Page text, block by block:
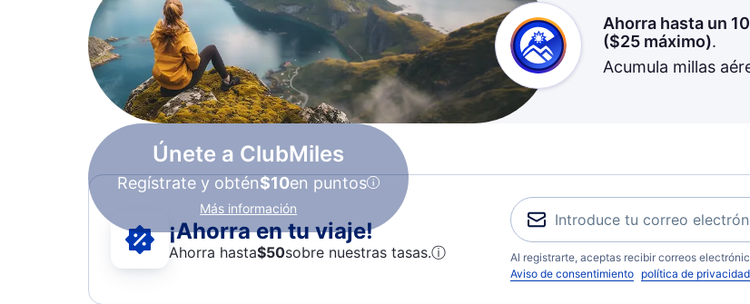
Únete a ClubMiles
Regístrate y obtén$10en puntos
Más información
Ahorra hasta un
($25máximo).
Acumula millas
¡Ahorra en tu viaje!
Ahorra hasta$50sobre nuestras tasas.ⓘ
Al registrarte, aceptas recibir correos
Aviso de consentimiento política de privacidad